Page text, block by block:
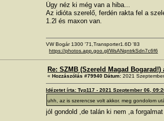
Úgy néz ki még van a hiba...
Az idióta szerelő, ferdén rakta fel a
1.2l és maxon van.
VW Bogár 1300 '71,Transporter1.6D '83
https://photos.app.goo.gl/WsANqntrkSdn7c6f6
Re: SZMB (Szereld Magad Bogarad!)
« Hozzászólás #79940 Dátum: 2021
Idézetet írta: Typ117 - 2021 Szeptember 06,
uhh, az is szerencse volt akkor. meg gondolom
jól gondold ,de talán ki nem ,a